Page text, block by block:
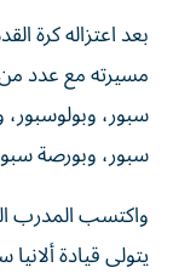
بعد اعتزاله كرة
مسيرته مع عدد من
سبور،
سبور، وبورصة
واكتسب المدرب